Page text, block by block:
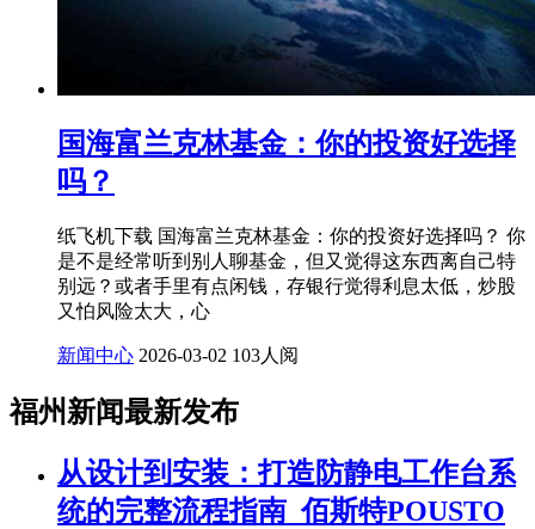
国海富兰克林基金：你的投资好选择
吗？
纸飞机下载 国海富兰克林基金：你的投资好选择吗？ 你
是不是经常听到别人聊基金，但又觉得这东西离自己特
别远？或者手里有点闲钱，存银行觉得利息太低，炒股
又怕风险太大，心
新闻中心 2026-03-02 103人阅
福州新闻最新发布
从设计到安装：打造防静电工作台系
统的完整流程指南_佰斯特POUSTO